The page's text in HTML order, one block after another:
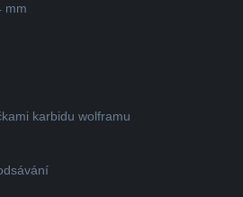
mm
karbidu wolframu